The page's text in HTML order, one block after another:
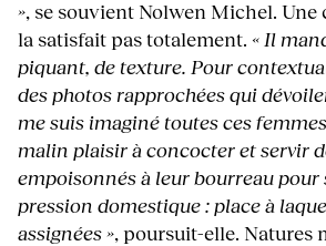
», se souvient Nolwen Michel.
la satisfait pas totalement. « Il
piquant, de texture. Pour
des photos rapprochées qui
me suis imaginé toutes ces
malin plaisir à concocter et servir
empoisonnés à leur bourreau pour
pression domestique : place à
assignées », poursuit-elle. Natures